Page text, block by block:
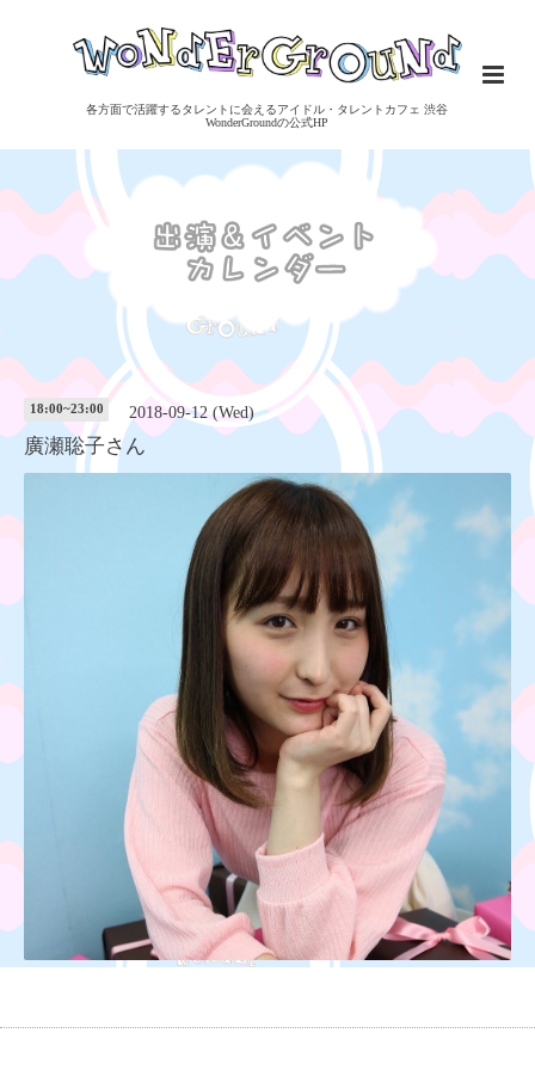
各方面で活躍するタレントに会えるアイドル・タレントカフェ 渋谷
WonderGroundの公式HP
18:00~23:00 2018-09-12 (Wed)
廣瀬聡子さん